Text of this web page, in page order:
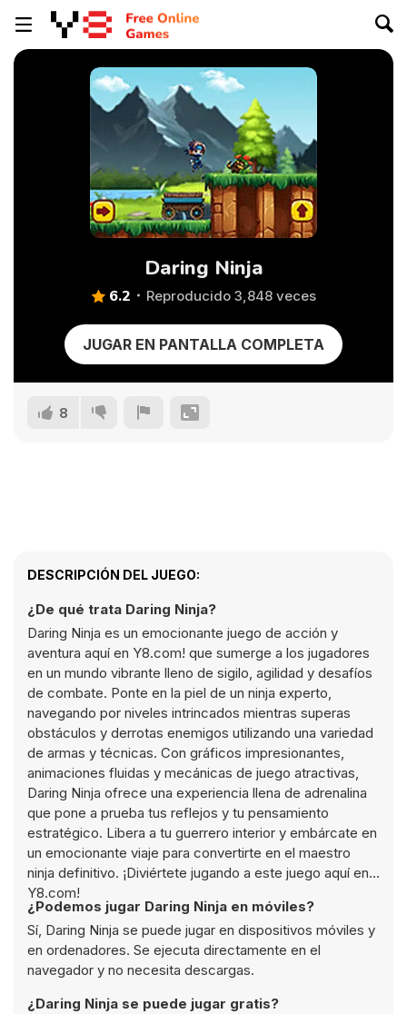
Daring Ninja
6.2 Reproducido 3,848 veces
JUGAR EN PANTALLA COMPLETA
8
DESCRIPCIÓN DEL JUEGO:
¿De qué trata Daring Ninja?
Daring Ninja es un emocionante juego de acción y
aventura aquí en Y8.com! que sumerge a los jugadores
en un mundo vibrante lleno de sigilo, agilidad y desafíos
de combate. Ponte en la piel de un ninja experto,
navegando por niveles intrincados mientras superas
obstáculos y derrotas enemigos utilizando una variedad
de armas y técnicas. Con gráficos impresionantes,
animaciones fluidas y mecánicas de juego atractivas,
Daring Ninja ofrece una experiencia llena de adrenalina
que pone a prueba tus reflejos y tu pensamiento
estratégico. Libera a tu guerrero interior y embárcate en
un emocionante viaje para convertirte en el maestro
ninja definitivo. ¡Diviértete jugando a este juego aquí en
Y8.com!
¿Podemos jugar Daring Ninja en móviles?
Sí, Daring Ninja se puede jugar en dispositivos móviles y
en ordenadores. Se ejecuta directamente en el
navegador y no necesita descargas.
¿Daring Ninja se puede jugar gratis?